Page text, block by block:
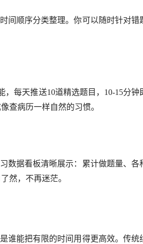
顺序分类整理。你可以随时针对错
每天推送10道精选题目，10-15分钟
查病历一样自然的习惯。
据看板清晰展示：累计做题量、各
然，不再迷茫。
能把有限的时间用得更高效。传统